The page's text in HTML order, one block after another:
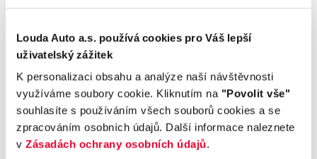
Louda Auto a.s. používá cookies pro Váš lepší
uživatelský zážitek
K personalizaci obsahu a analýze naší návštěvnosti
využíváme soubory cookie. Kliknutím na "Povolit vše"
souhlasíte s používáním všech souborů cookies a se
zpracováním osobních údajů. Další informace naleznete
v Zásadách ochrany osobních údajů.
Bezpečnost a technika
Údaje obsažené v této kartě vozu mají
informativní charakter. Tato indikativní nabídka
není nabídkou ve smyslu § 1731 nebo § 1732
občanského zákoníku, ani se nejedná o veřejný
příslib dle § 1733 občanského zákoníku. Z této